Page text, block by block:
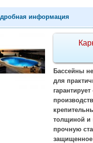
информация
Бассейны
для
толщиной и
прочную